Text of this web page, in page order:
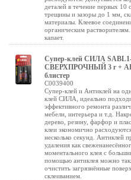
деталей в течение первых 10
трещины и зазоры до 1 мм,
материалы. Клеевое
органическим
капает.
Супер-клей СИЛА
СВЕРХПРОЧНЫЙ 3 г +
блистер
C0039400
Супер-клей и Антиклей на
клей СИЛА, идеально
эффективного ремонта
мебели, интерьера и т.д.
дерево, резину, фарфор и
клеи экономично
несколько секунд. Антиклей
удаления как
моментального клея с
помощью антиклея можно
очистить загрязнённые
склеиванием.